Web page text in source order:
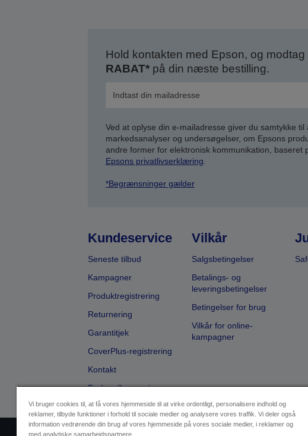
Hold kontakten med Epson, og
RABAT*på din næste bestilling.
Ved at oplyse din e-mailadresse giver du samtykke
markedsanalyser og undersøgelser, om Epsons
andre former for elektronisk kommunikation,
Epsons privatlivserklæring
*Begrænsninger gælder
Kundeservice
Seneste tilbud
Kampagner
Produktregistrering
Returnering
Garantitjek
CoverPlus-registrering
Kontakt
Forhandlersøgning
Vilkår
Salgsbetingelser
Betalings- og
leveringsbetingelser
Betingelser for brug
Vilkår for online-
kampagner
Vi bruger cookies til, at få vores hjemmeside til at virke ordentligt, personalisere indhold og
reklamer, tilbyde funktioner i forhold til sociale medier og analysere vores traffik. Vi deler også
information vedrørende din brug af vores hjemmeside på vores sociale medier, i reklamer og
med analytiske samarbejdspartnere.